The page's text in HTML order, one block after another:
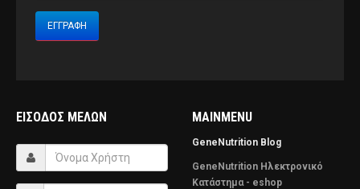
ΕΊΣΟΔΟΣ ΜΕΛΏΝ MAINMENU
GeneNutrition Blog
GeneNutrition Ηλεκτρονικό
Κατάστημα - eshop